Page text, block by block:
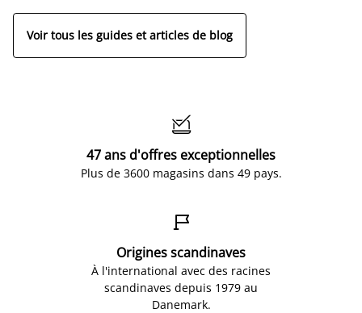
Voir tous les guides et articles de blog

47 ans d'offres exceptionnelles
Plus de 3600 magasins dans 49 pays.

Origines scandinaves
À l'international avec des racines
scandinaves depuis 1979 au
Danemark.